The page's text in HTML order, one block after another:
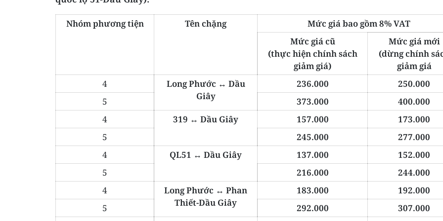
Nhóm phương tiện Tên chặng
Mức giá bao gồm 8% VAT
Mức giá cũ
(thực hiện chính sách
giảm giá)
Mức giá mới
(dừng chính
giảm giá
4
Long Phước ↔ Dầu
Giây
236.000
250.000
5
373.000
400.000
4
319 ↔ Dầu Giây 157.000
173.000
5
245.000
277.000
4
QL51 ↔ Dầu Giây 137.000
152.000
5
216.000
244.000
4
Long Phước ↔ Phan
Thiết-Dầu Giây
183.000
192.000
5
292.000
307.000